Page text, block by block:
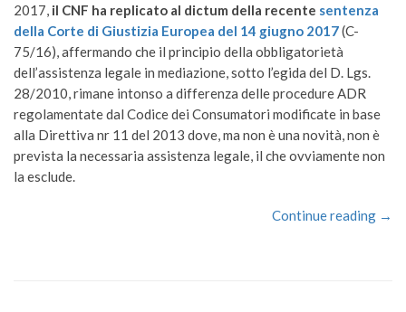
2017, il CNF ha replicato al dictum della recente sentenza
della Corte di Giustizia Europea del 14 giugno 2017(C-
75/16), affermando che il principio della obbligatorietà
dell’assistenza legale in mediazione, sotto l’egida del D. Lgs.
28/2010, rimane intonso a differenza delle procedure ADR
regolamentate dal Codice dei Consumatori modificate in base
alla Direttiva nr 11 del 2013 dove, ma non è una novità, non è
prevista la necessaria assistenza legale, il che ovviamente non
la esclude.
Continue reading →